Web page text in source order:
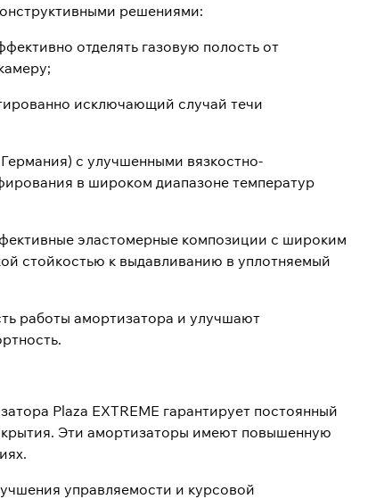
решениями:
отделять газовую полость от
исключающий случай течи
с улучшенными вязкостно-
в широком диапазоне температур
эластомерные композиции с широким
стойкостью к выдавливанию в уплотняемый
работы амортизатора и улучшают
Plaza EXTREME гарантирует постоянный
Эти амортизаторы имеют повышенную
управляемости и курсовой